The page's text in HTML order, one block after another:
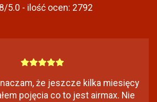
5.0 - ilość ocen: 2792
że jeszcze kilka miesięcy
pojęcia co to jest airmax. Nie